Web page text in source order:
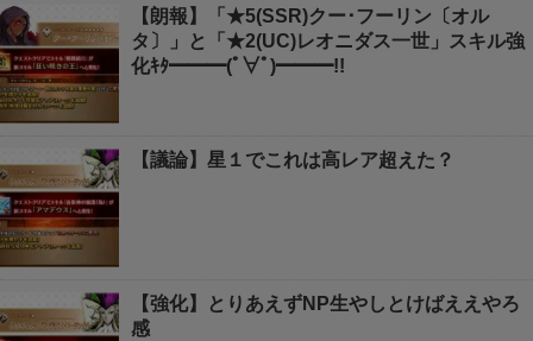
【朗報】「★5(SSR)クー･フーリン〔オル
タ〕」と「★2(UC)レオニダス一世」スキル強
化ｷﾀ━━━(ﾟ∀ﾟ)━━━!!
【議論】星１でこれは高レア超えた？
【強化】とりあえずNP生やしとけばええやろ
感